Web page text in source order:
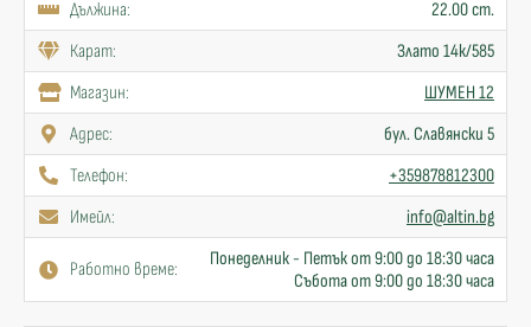
Дължина:
22.00 cm.
Карат:
Злато 14к/585
Mагазин:
ШУМЕН 12
Адрес:
бул. Славянски 5
Телефон:
+359878812300
Имейл:
info@altin.bg
Работно време:
Понеделник - Петък от 9:00 до 18:30 часа
Събота от 9:00 до 18:30 часа